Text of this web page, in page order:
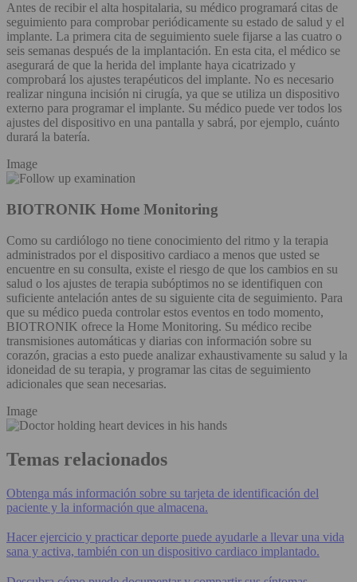
Antes de recibir el alta hospitalaria, su médico programará citas de
seguimiento para comprobar periódicamente su estado de salud y el
implante. La primera cita de seguimiento suele fijarse a las cuatro o
seis semanas después de la implantación. En esta cita, el médico se
asegurará de que la herida del implante haya cicatrizado y
comprobará los ajustes terapéuticos del implante. No es necesario
realizar ninguna incisión ni cirugía, ya que se utiliza un dispositivo
externo para programar el implante. Su médico puede ver todos los
ajustes del dispositivo en una pantalla y sabrá, por ejemplo, cuánto
durará la batería.
Image
BIOTRONIK Home Monitoring
Como su cardiólogo no tiene conocimiento del ritmo y la terapia
administrados por el dispositivo cardiaco a menos que usted se
encuentre en su consulta, existe el riesgo de que los cambios en su
salud o los ajustes de terapia subóptimos no se identifiquen con
suficiente antelación antes de su siguiente cita de seguimiento. Para
que su médico pueda controlar estos eventos en todo momento,
BIOTRONIK ofrece la Home Monitoring. Su médico recibe
transmisiones automáticas y diarias con información sobre su
corazón, gracias a esto puede analizar exhaustivamente su salud y la
idoneidad de su terapia, y programar las citas de seguimiento
adicionales que sean necesarias.
Image
Temas relacionados
Obtenga más información sobre su tarjeta de identificación del
paciente y la información que almacena.
Hacer ejercicio y practicar deporte puede ayudarle a llevar una vida
sana y activa, también con un dispositivo cardiaco implantado.